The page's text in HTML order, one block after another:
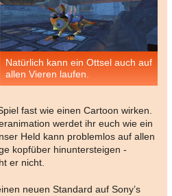
Natürlich kann ein Ottsel auch auf
allen Vieren laufen.
fast wie einen Cartoon wirken.
werdet ihr euch wie ein
Held kann problemlos auf allen
kopfüber hinuntersteigen -
er nicht.
neuen Standard auf Sony’s